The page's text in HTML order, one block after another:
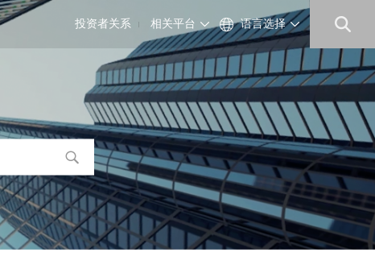
语言选择
相关平台
投资者关系